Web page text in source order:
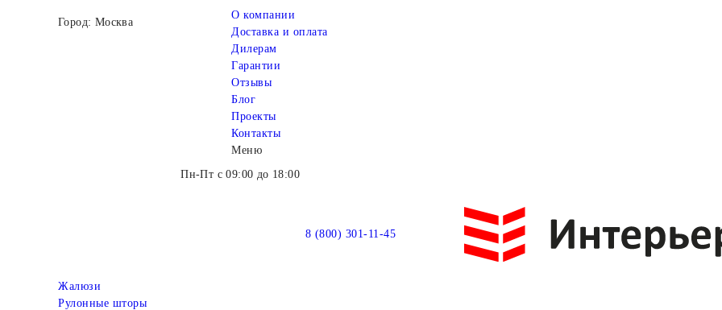
Город: Москва
О компании
Доставка и оплата
Дилерам
Гарантии
Отзывы
Блог
Проекты
Контакты
Меню
Пн-Пт с 09:00 до 18:00
8 (800) 301-11-45
Жалюзи
Рулонные шторы